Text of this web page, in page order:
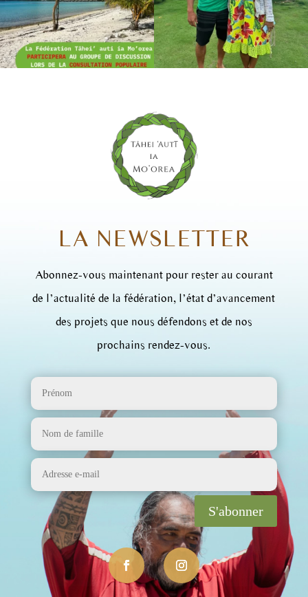
LA NEWSLETTER
Abonnez-vous maintenant pour rester au courant
de l’actualité de la fédération, l’état d’avancement
des projets que nous défendons et de nos
prochains rendez-vous.
S'abonner